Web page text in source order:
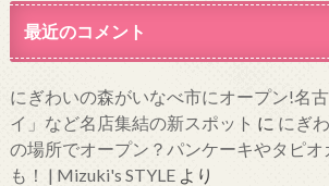
最近のコメント
にぎわいの森がいなべ市にオープン!名
イ」など名店集結の新スポット に にぎ
の場所でオープン？パンケーキやタピオ
も！ | Mizuki's STYLEより